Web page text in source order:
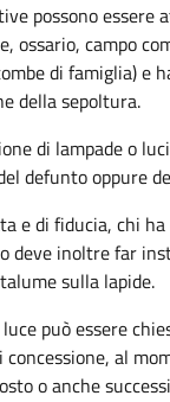
possono essere
ossario, campo
di famiglia) e
della sepoltura.
di lampade o
defunto oppure
e di fiducia, chi
deve inoltre far
sulla lapide.
può essere
al
o anche